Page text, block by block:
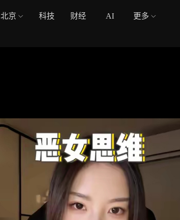
北京 科技 财经 AI 更多